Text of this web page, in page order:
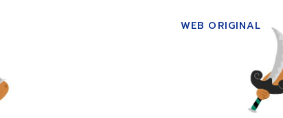
WEB ORIGINAL